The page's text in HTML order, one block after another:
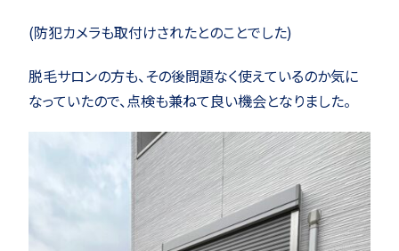
(防犯カメラも取付けされたとのことでした)
脱毛サロンの方も、その後問題なく使えているのか気に
なっていたので、点検も兼ねて良い機会となりました。